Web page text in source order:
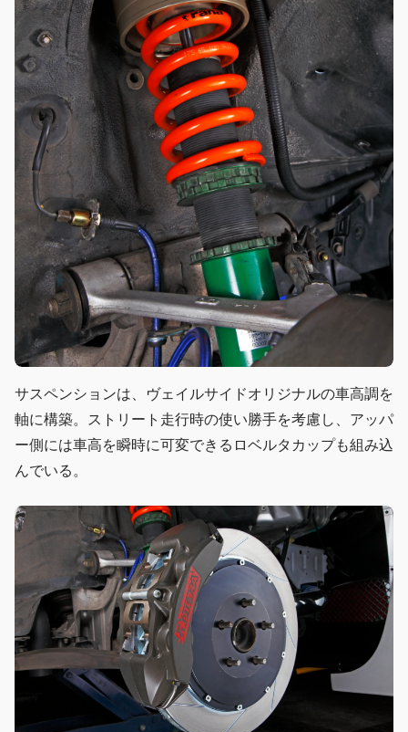
サスペンションは、ヴェイルサイドオリジナルの車高調を
軸に構築。ストリート走行時の使い勝手を考慮し、アッパ
ー側には車高を瞬時に可変できるロベルタカップも組み込
んでいる。